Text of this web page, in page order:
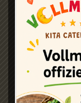
gelöscht
Onlineangebot
schließt. In
Inhalt eines
ein Login-
„permanent“
bezeichnet, die
Browsers
Login-Status